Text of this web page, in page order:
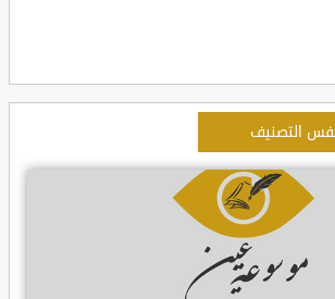
التصنيف